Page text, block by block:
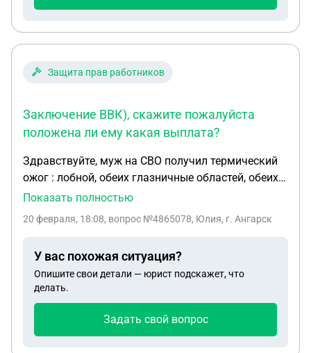
Защита прав работников
Заключение ВВК), скажите пожалуйста
положена ли ему какая выплата?
Здравствуйте, муж на СВО получил термический
ожог : лобной, обеих глазничные областей, обеих
скуловых, обеих сщёчных, области носа, левого и
руки, 1-2 степени общей площадью 5 процентов.,(
ли ему какая выплата ?
Показать полностью
20 февраля, 18:08, вопрос №4865078, Юлия, г. Ангарск
У вас похожая ситуация?
Опишите свои детали — юрист подскажет, что
делать.
Задать свой вопрос